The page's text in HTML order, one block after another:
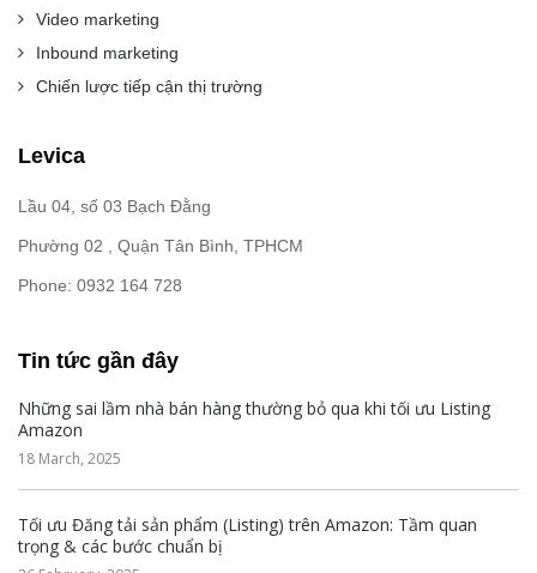
Video marketing
Inbound marketing
Chiến lược tiếp cận thị trường
Levica
Lầu 04, số 03 Bạch Đằng
Phường 02 , Quận Tân Bình, TPHCM
Phone: 0932 164 728
Tin tức gần đây
Những sai lầm nhà bán hàng thường bỏ qua khi tối ưu Listing
Amazon
18 March, 2025
Tối ưu Đăng tải sản phẩm (Listing) trên Amazon: Tầm quan
trọng & các bước chuẩn bị